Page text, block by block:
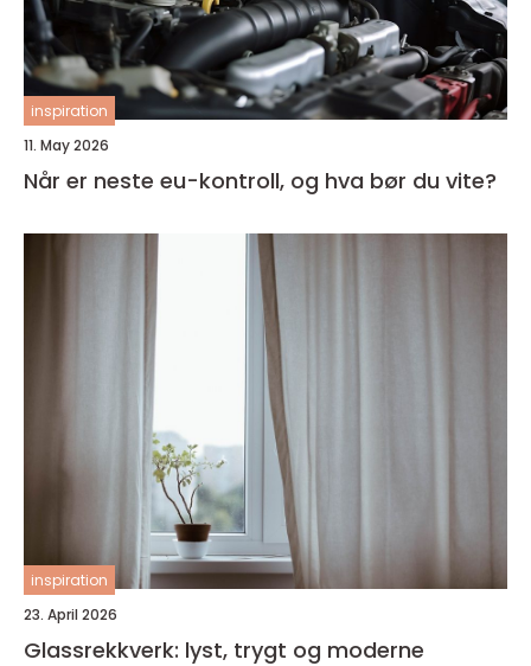
inspiration
11. May 2026
Når er neste eu-kontroll, og hva bør du vite?
inspiration
23. April 2026
Glassrekkverk: lyst, trygt og moderne